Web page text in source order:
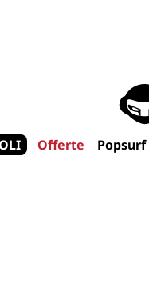
Offerte Popsurf